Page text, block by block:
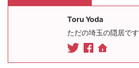
Toru Yoda
ただの埼玉の隠居です